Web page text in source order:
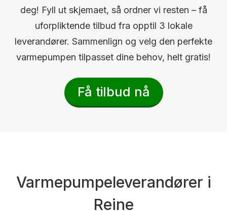
deg! Fyll ut skjemaet, så ordner vi resten – få
uforpliktende tilbud fra opptil 3 lokale
leverandører. Sammenlign og velg den perfekte
varmepumpen tilpasset dine behov, helt gratis!
Få tilbud nå
Varmepumpeleverandører i
Reine